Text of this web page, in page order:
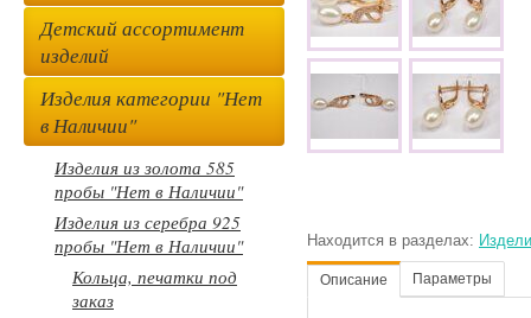
Находится в разделах:
Описание Параметры
Детский ассортимент
изделий
Изделия категории "Нет
в Наличии"
Изделия из золота 585
пробы "Нет в Наличии"
Изделия из серебра 925
пробы "Нет в Наличии"
Кольца, печатки под
заказ